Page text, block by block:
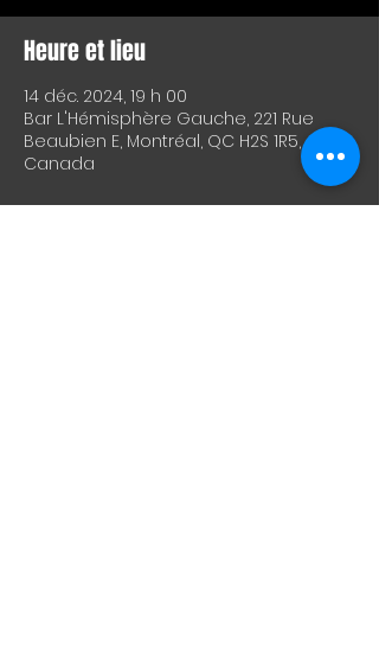
Heure et lieu
14 déc. 2024, 19 h 00
Bar L'Hémisphère Gauche, 221 Rue
Beaubien E, Montréal, QC H2S 1R5,
Canada